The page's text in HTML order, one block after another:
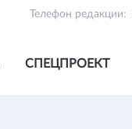
Телефон редакции:
СПЕЦПРОЕКТ